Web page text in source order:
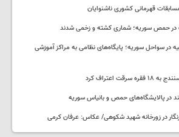
قهرمانی کشوری ناشنوایان
در حمص سوریه؛ شماری کشته و زخمی شدند
در سواحل سوریه؛ پایگاه‌های نظامی به مراکز آموزشی
اعتراف کرد
در زورخانه شهید شکوهی/ عکاس: عرفان کرمی